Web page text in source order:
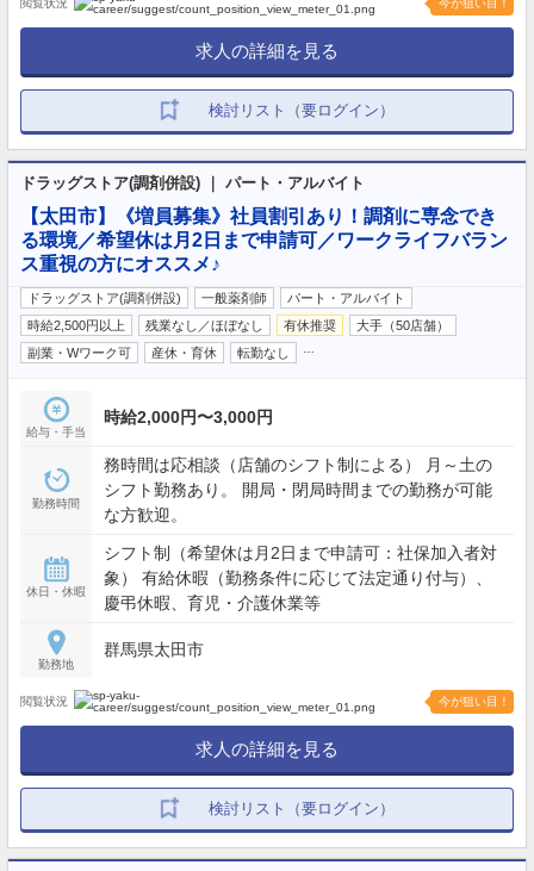
閲覧状況 今が狙い目！
求人の詳細を見る
検討リスト（要ログイン）
ドラッグストア(調剤併設) ｜ パート・アルバイト
【太田市】《増員募集》社員割引あり！調剤に専念でき
る環境／希望休は月2日まで申請可／ワークライフバラン
ス重視の方にオススメ♪
ドラッグストア(調剤併設) 一般薬剤師
パート・アルバイト
時給2,500円以上
残業なし／ほぼなし 有休推奨
大手（50店舗）
副業・Wワーク可
産休・育休 転勤なし
給与・手当
時給2,000円〜3,000円
勤務時間
務時間は応相談（店舗のシフト制による） 月～土の
シフト勤務あり。 開局・閉局時間までの勤務が可能
な方歓迎。
休日・休暇
シフト制（希望休は月2日まで申請可：社保加入者対
象） 有給休暇（勤務条件に応じて法定通り付与）、
慶弔休暇、育児・介護休業等
勤務地
群馬県太田市
閲覧状況 今が狙い目！
求人の詳細を見る
検討リスト（要ログイン）